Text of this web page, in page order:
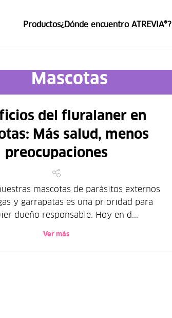
Productos¿Dónde encuentro ATREVIA®?
Mascotas
del fluralaner en
Más salud, menos
preocupaciones
mascotas de parásitos externos
y garrapatas es una prioridad para
dueño responsable. Hoy en d...
Ver más